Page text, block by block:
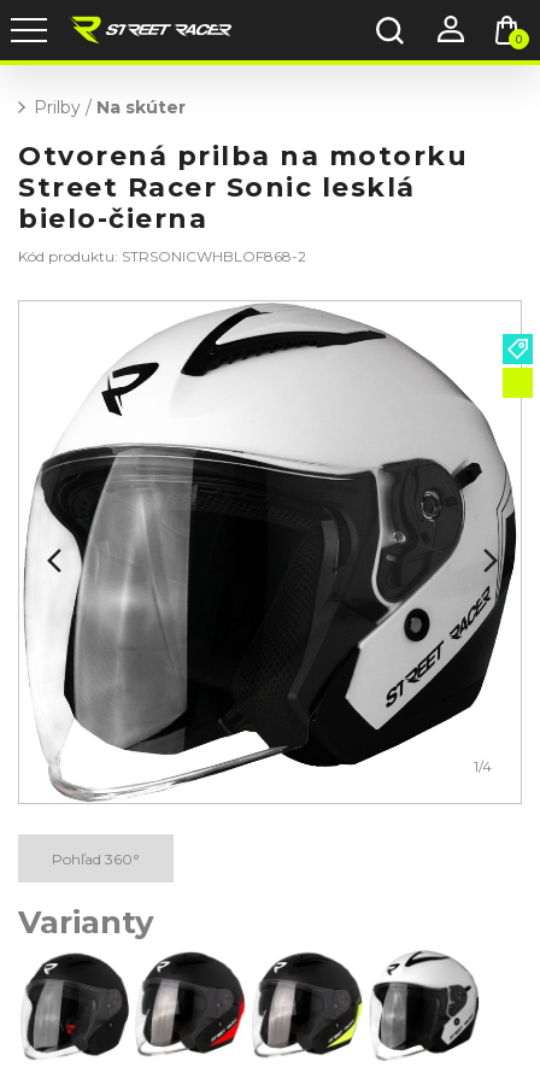
0
Prilby / Na skúter
Otvorená prilba na motorku
Street Racer Sonic lesklá
bielo-čierna
Kód produktu: STRSONICWHBLOF868-2
1/4
Pohľad 360°
Varianty